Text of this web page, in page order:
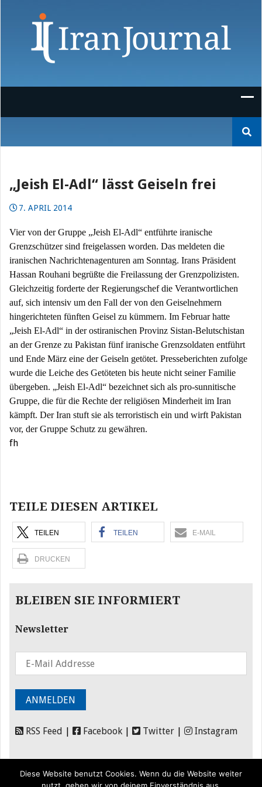
nach:
„Jeish El-Adl“ lässt Geiseln frei
7. APRIL 2014
Vier von der Gruppe „Jeish El-Adl“ entführte iranische
Grenzschützer sind freigelassen worden. Das meldeten die
iranischen Nachrichtenagenturen am Sonntag. Irans Präsident
Hassan Rouhani begrüßte die Freilassung der Grenzpolizisten.
Gleichzeitig forderte der Regierungschef die Verantwortlichen
auf, sich intensiv um den Fall der von den Geiselnehmern
hingerichteten fünften Geisel zu kümmern. Im Februar hatte
„Jeish El-Adl“ in der ostiranischen Provinz Sistan-Belutschistan
an der Grenze zu Pakistan fünf iranische Grenzsoldaten entführt
und Ende März eine der Geiseln getötet. Presseberichten zufolge
wurde die Leiche des Getöteten bis heute nicht seiner Familie
übergeben. „Jeish El-Adl“ bezeichnet sich als pro-sunnitische
Gruppe, die für die Rechte der religiösen Minderheit im Iran
kämpft. Der Iran stuft sie als terroristisch ein und wirft Pakistan
vor, der Gruppe Schutz zu gewähren.
fh
TEILE DIESEN ARTIKEL
TEILEN TEILEN E-MAIL
DRUCKEN
BLEIBEN SIE INFORMIERT
Newsletter
RSS Feed Facebook Twitter Instagram
Diese Website benutzt Cookies. Wenn du die Website weiter